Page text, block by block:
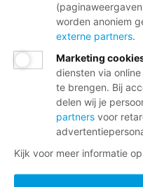
worden anoniem
externe partners.
Marketing
diensten via
te brengen. Bij
delen wij je
partners voor
Kijk voor meer informatie op